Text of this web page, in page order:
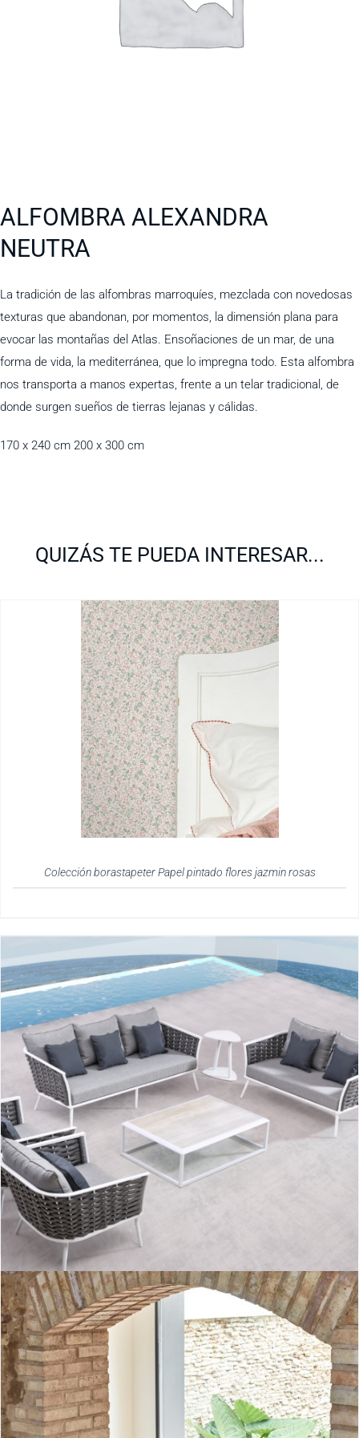
ALFOMBRA ALEXANDRA
NEUTRA
La tradición de las alfombras marroquíes, mezclada con novedosas
texturas que abandonan, por momentos, la dimensión plana para
evocar las montañas del Atlas. Ensoñaciones de un mar, de una
forma de vida, la mediterránea, que lo impregna todo. Esta alfombra
nos transporta a manos expertas, frente a un telar tradicional, de
donde surgen sueños de tierras lejanas y cálidas.
170 x 240 cm 200 x 300 cm
QUIZÁS TE PUEDA INTERESAR...
Colección borastapeter Papel pintado flores jazmin rosas